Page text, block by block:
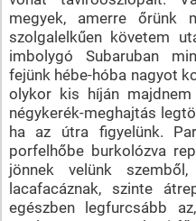
megyek, amerre őrünk
szolgalelkűen követem
imbolygó Subaruban
fejünk hébe-hóba nagyot
olykor kis híján majdnem
négykerék-meghajtás
ha az útra figyelünk.
porfelhőbe burkolózva
jönnek velünk
lacafacáznak, szinte
egészben legfurcsább